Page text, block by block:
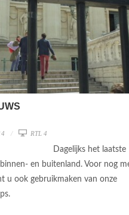
RTL 4
Dagelijks het laatste
en buitenland. Voor nog
u ook gebruikmaken van onze